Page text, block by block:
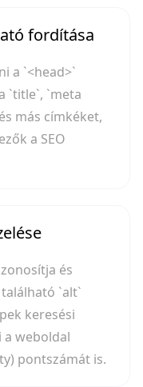
fordítása
a `<head>`
`title`, `meta
más címkéket,
a SEO
és
`alt`
keresési
weboldal
pontszámát is.